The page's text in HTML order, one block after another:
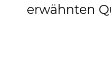
erwähnten